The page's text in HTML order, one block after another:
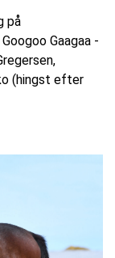
på
Gaagaa -
(hingst efter